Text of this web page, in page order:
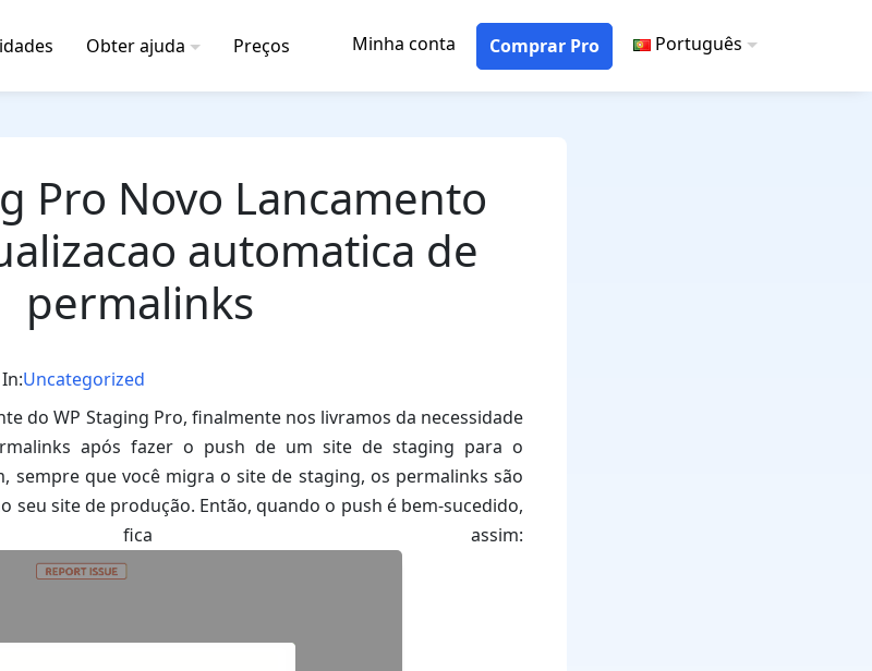
Obter ajuda Preços Minha conta Comprar Pro Português
Pro Novo Lancamento
automatica de
permalinks
do WP Staging Pro, finalmente nos livramos da necessidade
após fazer o push de um site de staging para o
sempre que você migra o site de staging, os permalinks são
seu site de produção. Então, quando o push é bem-sucedido,
fica assim:
Uncategorized